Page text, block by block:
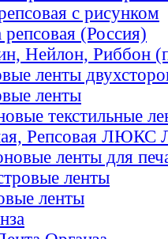
с рисунком
репсовая (Россия)
Нейлон, Риббон
ленты
ленты
текстильные
Репсовая ЛЮКС
ленты для
ленты
ленты